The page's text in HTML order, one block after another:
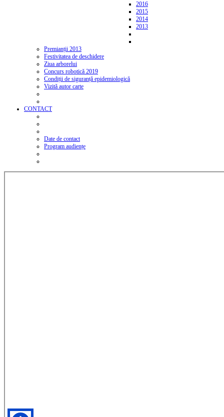
2016
2015
2014
2013
Premianții 2013
Festivitatea de deschidere
Ziua arborelui
Concurs robotică 2019
Condiții de siguranță epidemiologică
Vizită autor carte
CONTACT
Date de contact
Program audiențe